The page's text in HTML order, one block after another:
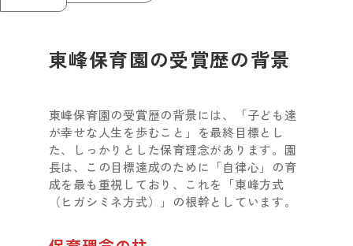
東峰保育園の受賞歴の背景
東峰保育園の受賞歴の背景には、「子ども達
が幸せな人生を歩むこと」を最終目標とし
た、しっかりとした保育理念があります。園
長は、この目標達成のために「自律心」の育
成を最も重視しており、これを「東峰方式
（ヒガシミネ方式）」の根幹としています。